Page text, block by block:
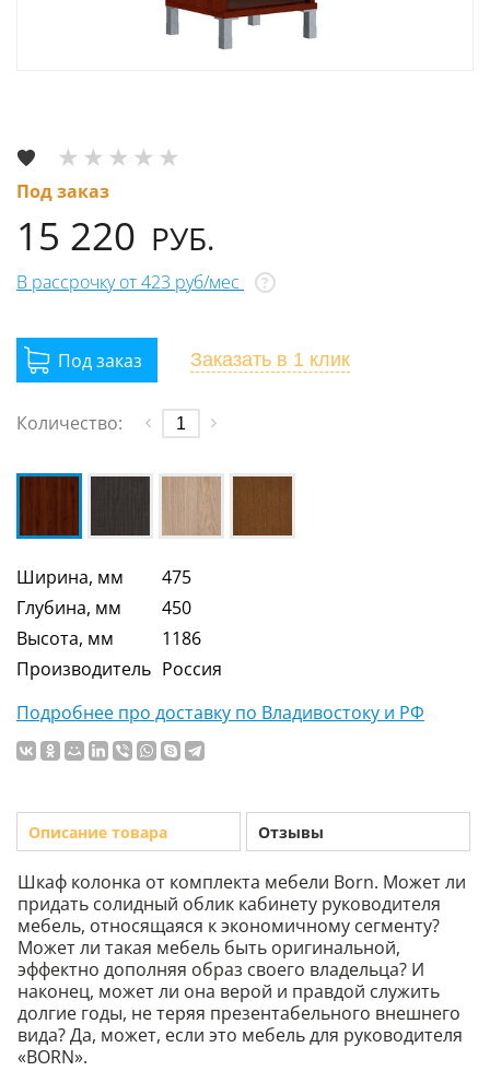
Под заказ
15 220 РУБ.
В рассрочку от 423 руб/мес ?
Заказать в 1 клик
Количество:
Ширина, мм
475
Глубина, мм
450
Высота, мм
1186
Производитель Россия
Подробнее про доставку по Владивостоку и РФ
Описание товара Отзывы
Шкаф колонка от комплекта мебели Born. Может ли
придать солидный облик кабинету руководителя
мебель, относящаяся к экономичному сегменту?
Может ли такая мебель быть оригинальной,
эффектно дополняя образ своего владельца? И
наконец, может ли она верой и правдой служить
долгие годы, не теряя презентабельного внешнего
вида? Да, может, если это мебель для руководителя
«BORN».